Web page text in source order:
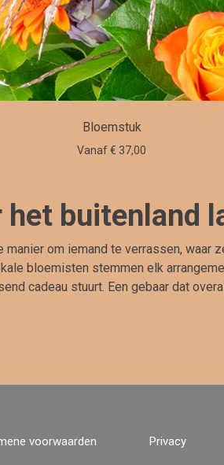
Bloemstuk
Vanaf € 37,00
het buitenland
om iemand te verrassen, waar
bloemisten stemmen elk
cadeau stuurt. Een gebaar dat
voorwaarden Privacy